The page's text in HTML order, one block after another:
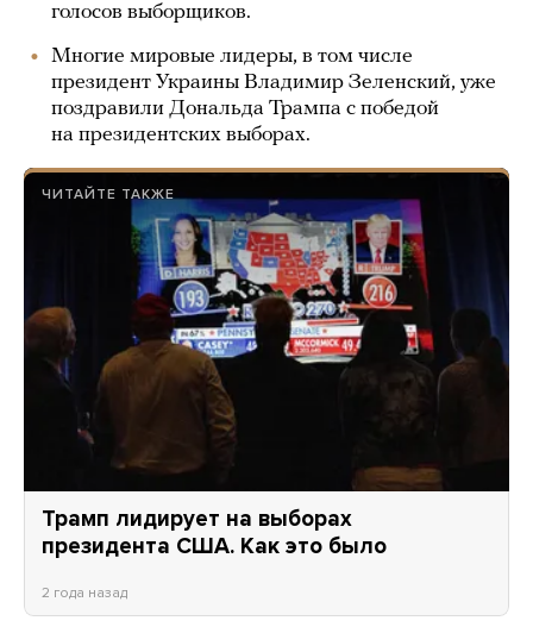
голосов выборщиков.
Многие мировые лидеры, в том числе
президент Украины Владимир Зеленский, уже
поздравили Дональда Трампа с победой
на президентских выборах.
ЧИТАЙТЕ ТАКЖЕ
Трамп лидирует на выборах
президента США. Как это было
2 года назад